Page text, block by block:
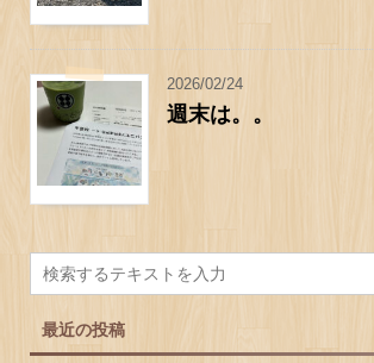
2026/02/24
週末は。。
最近の投稿